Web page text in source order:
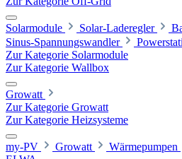
Solarmodule Solar-Laderegler
Sinus-Spannungswandler
Zur Kategorie Solarmodule
Zur Kategorie Wallbox
Growatt
Zur Kategorie Growatt
Zur Kategorie Heizsysteme
my-PV Growatt
Wärmepumpen